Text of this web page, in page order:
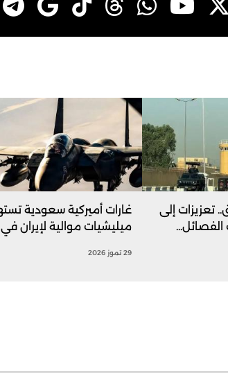
تعزيزات إلى
الفصائل...
غارات أميركية سعودية
ميليشيات موالية لإيران
29 تموز 2026